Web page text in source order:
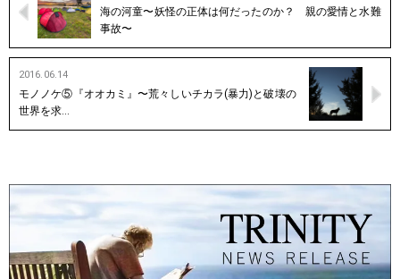
海の河童〜妖怪の正体は何だったのか？ 親の愛情と水難
事故〜
2016.06.14
モノノケ⑤『オオカミ』〜荒々しいチカラ(暴力)と破壊の
世界を求…